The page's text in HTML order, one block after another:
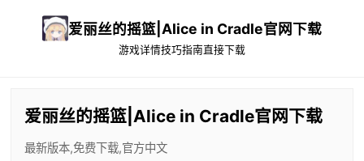
爱丽丝的摇篮|Alice in Cradle官网下载
游戏详情技巧指南直接下载
爱丽丝的摇篮|Alice in Cradle官网下载
最新版本,免费下载,官方中文